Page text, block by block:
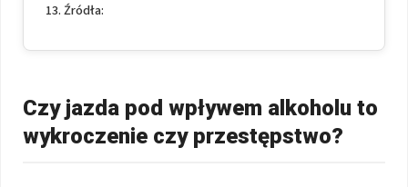
Źródła:
Czy jazda pod wpływem alkoholu to
wykroczenie czy przestępstwo?